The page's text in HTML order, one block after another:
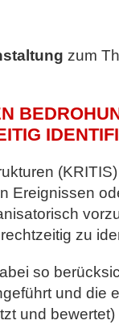
zum
Ereignissen
zu
so
und die
und